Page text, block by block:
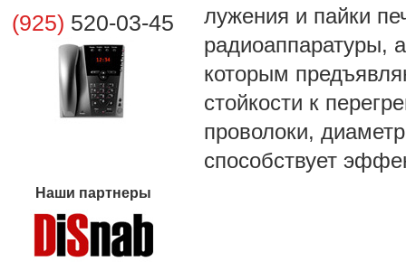
(925) 520-03-45
Наши партнеры
лужения и пайки
радиоаппаратуры,
которым
стойкости к
проволоки,
способствует